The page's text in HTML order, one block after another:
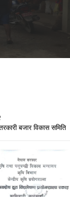
नतिजा
बजार विकास समिति